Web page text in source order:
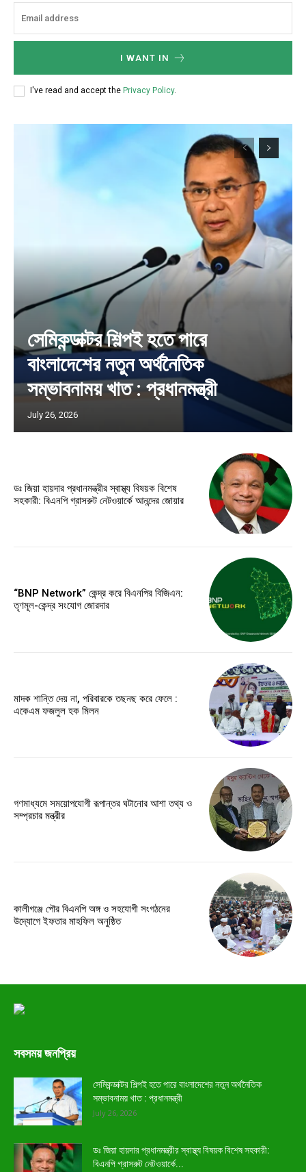
I WANT IN
I've read and accept the Privacy Policy.
সেমিকন্ডাক্টর শিল্পই হতে পারে
বাংলাদেশের নতুন অর্থনৈতিক
সম্ভাবনাময় খাত : প্রধানমন্ত্রী
July 26, 2026
ডঃ জিয়া হায়দার প্রধানমন্ত্রীর স্বাস্থ্য বিষয়ক বিশেষ
সহকারী: বিএনপি গ্রাসরুট নেটওয়ার্কে আনন্দের জোয়ার
“BNP Network” কেন্দ্র করে বিএনপির বিজিএন:
তৃণমূল-কেন্দ্র সংযোগ জোরদার
মাদক শান্তি দেয় না, পরিবারকে তছনছ করে ফেলে :
একেএম ফজলুল হক মিলন
গণমাধ্যমে সময়োপযোগী রূপান্তর ঘটানোর আশা তথ্য ও
সম্প্রচার মন্ত্রীর
কালীগঞ্জে পৌর বিএনপি অঙ্গ ও সহযোগী সংগঠনের
উদ্যোগে ইফতার মাহফিল অনুষ্ঠিত
সবসময় জনপ্রিয়
সেমিকন্ডাক্টর শিল্পই হতে পারে বাংলাদেশের নতুন অর্থনৈতিক
সম্ভাবনাময় খাত : প্রধানমন্ত্রী
July 26, 2026
ডঃ জিয়া হায়দার প্রধানমন্ত্রীর স্বাস্থ্য বিষয়ক বিশেষ সহকারী:
বিএনপি গ্রাসরুট নেটওয়ার্কে...